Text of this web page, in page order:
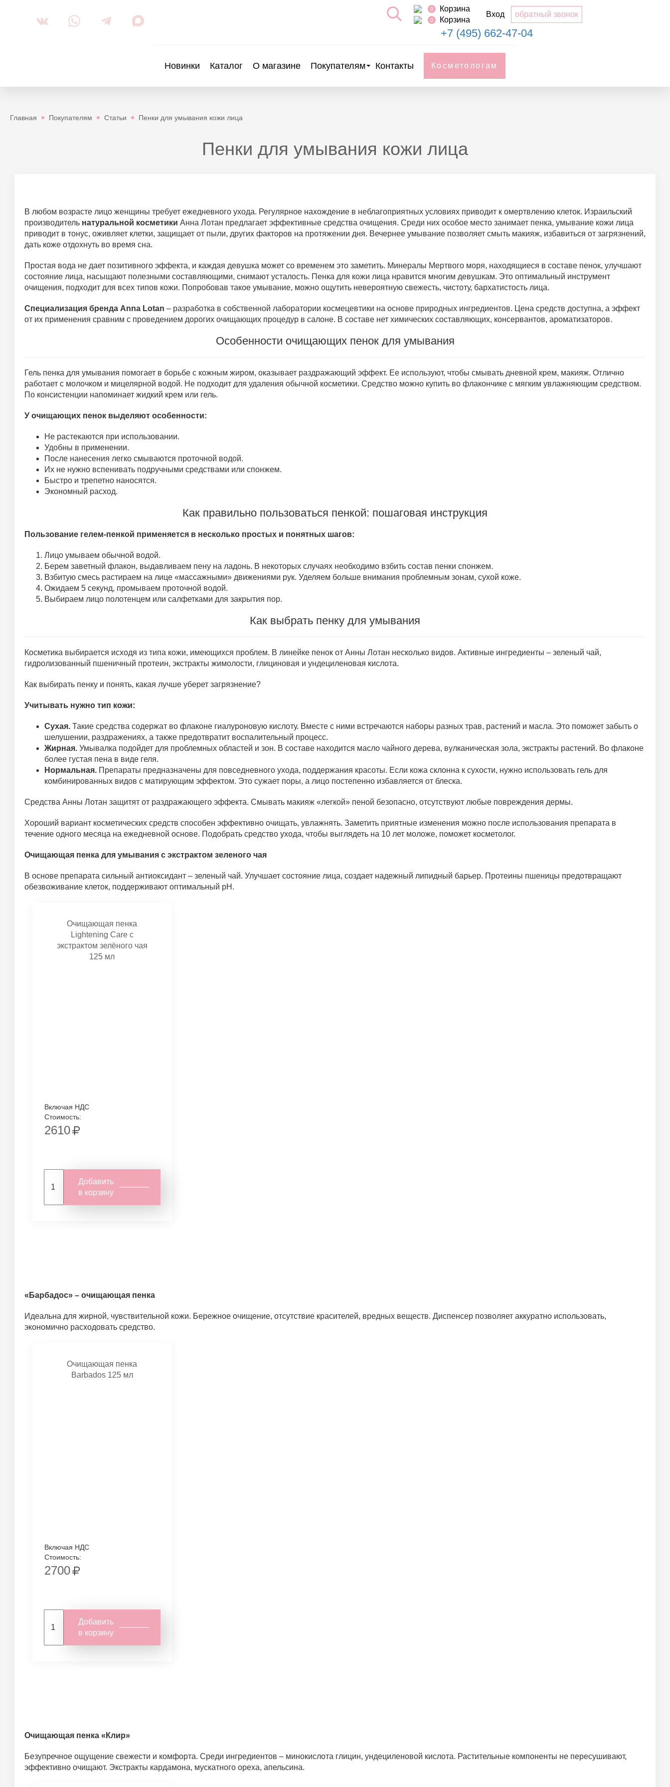
0 Корзина
0 Корзина
Вход обратный звонок
+7 (495) 662-47-04
Новинки Каталог О магазине Покупателям Контакты Косметологам
Главная Покупателям Статьи Пенки для умывания кожи лица
Пенки для умывания кожи лица
В любом возрасте лицо женщины требует ежедневного ухода. Регулярное нахождение в неблагоприятных условиях приводит к омертвлению клеток. Израильский
производитель натуральной косметики Анна Лотан предлагает эффективные средства очищения. Среди них особое место занимает пенка, умывание кожи лица
приводит в тонус, оживляет клетки, защищает от пыли, других факторов на протяжении дня. Вечернее умывание позволяет смыть макияж, избавиться от загрязнений,
дать коже отдохнуть во время сна.
Простая вода не дает позитивного эффекта, и каждая девушка может со временем это заметить. Минералы Мертвого моря, находящиеся в составе пенок, улучшают
состояние лица, насыщают полезными составляющими, снимают усталость. Пенка для кожи лица нравится многим девушкам. Это оптимальный инструмент
очищения, подходит для всех типов кожи. Попробовав такое умывание, можно ощутить невероятную свежесть, чистоту, бархатистость лица.
Специализация бренда Anna Lotan – разработка в собственной лаборатории космецевтики на основе природных ингредиентов. Цена средств доступна, а эффект
от их применения сравним с проведением дорогих очищающих процедур в салоне. В составе нет химических составляющих, консервантов, ароматизаторов.
Особенности очищающих пенок для умывания
Гель пенка для умывания помогает в борьбе с кожным жиром, оказывает раздражающий эффект. Ее используют, чтобы смывать дневной крем, макияж. Отлично
работает с молочком и мицелярной водой. Не подходит для удаления обычной косметики. Средство можно купить во флакончике с мягким увлажняющим средством.
По консистенции напоминает жидкий крем или гель.
У очищающих пенок выделяют особенности:
Не растекаются при использовании.
Удобны в применении.
После нанесения легко смываются проточной водой.
Их не нужно вспенивать подручными средствами или спонжем.
Быстро и трепетно наносятся.
Экономный расход.
Как правильно пользоваться пенкой: пошаговая инструкция
Пользование гелем-пенкой применяется в несколько простых и понятных шагов:
Лицо умываем обычной водой.
Берем заветный флакон, выдавливаем пену на ладонь. В некоторых случаях необходимо взбить состав пенки спонжем.
Взбитую смесь растираем на лице «массажными» движениями рук. Уделяем больше внимания проблемным зонам, сухой коже.
Ожидаем 5 секунд, промываем проточной водой.
Выбираем лицо полотенцем или салфетками для закрытия пор.
Как выбрать пенку для умывания
Косметика выбирается исходя из типа кожи, имеющихся проблем. В линейке пенок от Анны Лотан несколько видов. Активные ингредиенты – зеленый чай,
гидролизованный пшеничный протеин, экстракты жимолости, глициновая и ундециленовая кислота.
Как выбирать пенку и понять, какая лучше уберет загрязнение?
Учитывать нужно тип кожи:
Сухая. Такие средства содержат во флаконе гиалуроновую кислоту. Вместе с ними встречаются наборы разных трав, растений и масла. Это поможет забыть о
шелушении, раздражениях, а также предотвратит воспалительный процесс.
Жирная. Умывалка подойдет для проблемных областей и зон. В составе находится масло чайного дерева, вулканическая зола, экстракты растений. Во флаконе
более густая пена в виде геля.
Нормальная. Препараты предназначены для повседневного ухода, поддержания красоты. Если кожа склонна к сухости, нужно использовать гель для
комбинированных видов с матирующим эффектом. Это сужает поры, а лицо постепенно избавляется от блеска.
Средства Анны Лотан защитят от раздражающего эффекта. Смывать макияж «легкой» пеной безопасно, отсутствуют любые повреждения дермы.
Хороший вариант косметических средств способен эффективно очищать, увлажнять. Заметить приятные изменения можно после использования препарата в
течение одного месяца на ежедневной основе. Подобрать средство ухода, чтобы выглядеть на 10 лет моложе, поможет косметолог.
Очищающая пенка для умывания с экстрактом зеленого чая
В основе препарата сильный антиоксидант – зеленый чай. Улучшает состояние лица, создает надежный липидный барьер. Протеины пшеницы предотвращают
обезвоживание клеток, поддерживают оптимальный pH.
Очищающая пенка
Lightening Care с
экстрактом зелёного чая
125 мл
Включая НДС
Стоимость:
2610
Добавить
в корзину
«Барбадос» – очищающая пенка
Идеальна для жирной, чувствительной кожи. Бережное очищение, отсутствие красителей, вредных веществ. Диспенсер позволяет аккуратно использовать,
экономично расходовать средство.
Очищающая пенка
Barbados 125 мл
Включая НДС
Стоимость:
2700
Добавить
в корзину
Очищающая пенка «Клир»
Безупречное ощущение свежести и комфорта. Среди ингредиентов – минокислота глицин, ундециленовой кислота. Растительные компоненты не пересушивают,
эффективно очищают. Экстракты кардамона, мускатного ореха, апельсина.